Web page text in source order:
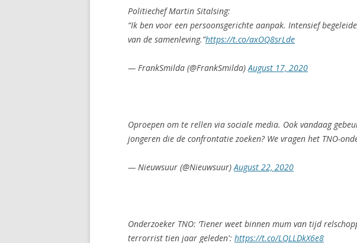
Politiechef Martin Sitalsing:
“Ik ben voor een persoonsgerichte aanpak. Intensief
van de samenleving.”https://t.co/axOQ8srLde
— FrankSmilda (@FrankSmilda) August 17, 2020
Oproepen om te rellen via sociale media. Ook vandaag
jongeren die de confrontatie zoeken? We vragen het TNO-
— Nieuwsuur (@Nieuwsuur) August 22, 2020
Onderzoeker TNO: ‘Tiener weet binnen mum van tijd
terrorrist tien jaar geleden': https://t.co/LQLLDkX6e8